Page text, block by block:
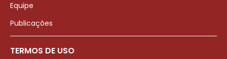
Equipe
Publicações
TERMOS DE USO